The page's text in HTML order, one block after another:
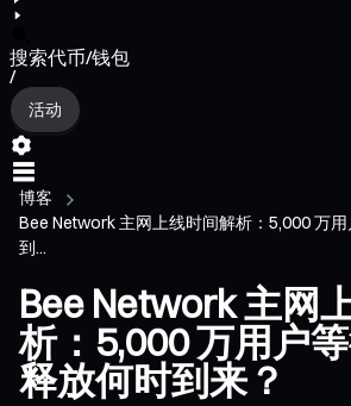
搜索代币/钱包
/
活动
博客
Bee Network 主网上线时间解析：5,000 万
到...
Bee Network 主网
析：5,000 万用户
释放何时到来？